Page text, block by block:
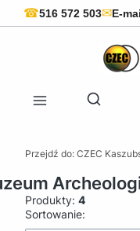
☎516 572 503✉E-
Otwórz
Przejdź do: CZEC Kaszubskie Książki i
Produkty: 4
Lista produktów
Sortowanie: